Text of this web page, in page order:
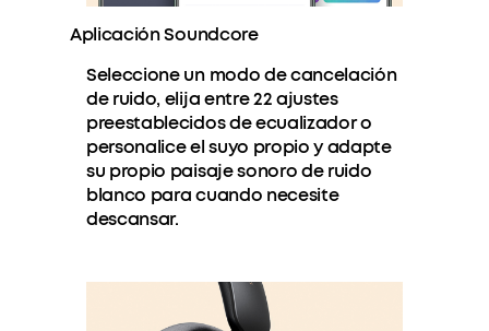
Aplicación Soundcore
Seleccione un modo de cancelación
de ruido, elija entre 22 ajustes
preestablecidos de ecualizador o
personalice el suyo propio y adapte
su propio paisaje sonoro de ruido
blanco para cuando necesite
descansar.